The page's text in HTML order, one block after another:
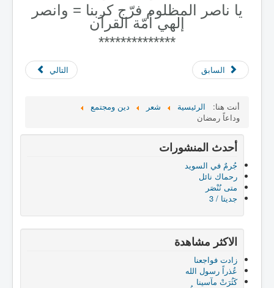
يا ناصر المظلوم فرّج كربنا = وانصر
إلهي أمّة القرآن
**************
السابق التالي
أنت هنا: الرئيسية شعر
دين ومجتمع
وداعاً رمضان
أحدث المنشورات
جُرمٌ في السويد
رحماك نائل
متى نُنْصَر
جديتا / 3
الاكثر مشاهدة
زادت فواجعنا
عُذراً رسول الله
كَثُرَتْ مآسينا